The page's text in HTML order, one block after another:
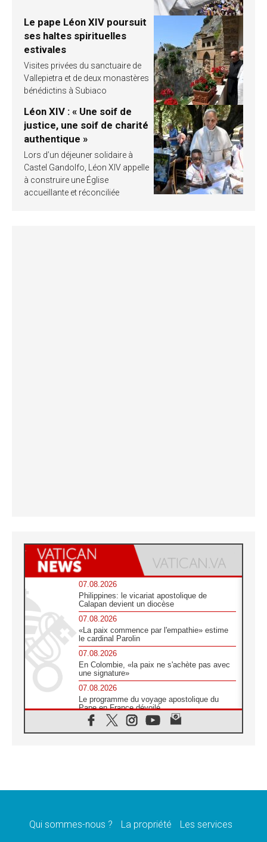
Le pape Léon XIV poursuit
ses haltes spirituelles
estivales
Visites privées du sanctuaire de
Vallepietra et de deux monastères
bénédictins à Subiaco
Léon XIV : « Une soif de
justice, une soif de charité
authentique »
Lors d’un déjeuner solidaire à
Castel Gandolfo, Léon XIV appelle
à construire une Église
accueillante et réconciliée
07.08.2026
Philippines: le vicariat apostolique de
Calapan devient un diocèse
07.08.2026
«La paix commence par l'empathie» estime
le cardinal Parolin
07.08.2026
En Colombie, «la paix ne s'achète pas avec
une signature»
07.08.2026
Le programme du voyage apostolique du
Pape en France dévoilé
07.08.2026
1ère Conférence continentale sur l'éducation
07.08.2026
07.08.2026
Qui sommes-nous ? La propriété
Les services